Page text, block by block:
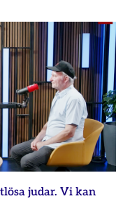
judar. Vi kan